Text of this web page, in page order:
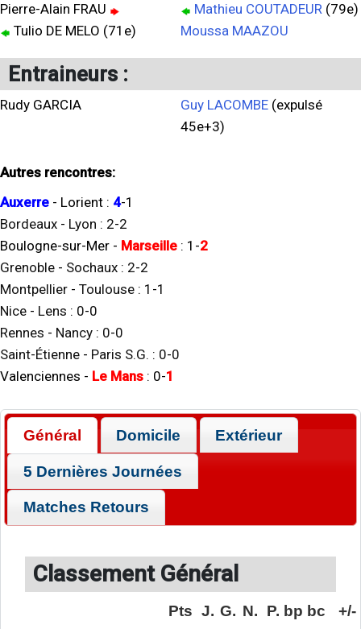
Pierre-Alain FRAU
Tulio DE MELO (71e)
Mathieu COUTADEUR (79e)
Moussa MAAZOU
Entraineurs :
Rudy GARCIA Guy LACOMBE (expulsé
45e+3)
Autres rencontres:
Auxerre - Lorient : 4-1
Bordeaux - Lyon : 2-2
Boulogne-sur-Mer - Marseille : 1 -2
Grenoble - Sochaux : 2-2
Montpellier - Toulouse : 1 -1
Nice - Lens : 0-0
Rennes - Nancy : 0-0
Saint-Étienne - Paris S.G. : 0-0
Valenciennes - Le Mans : 0-1
Général Domicile Extérieur
5 Dernières Journées
Matches Retours
Classement Général
Pts J. G. N. P. bp bc
+/-